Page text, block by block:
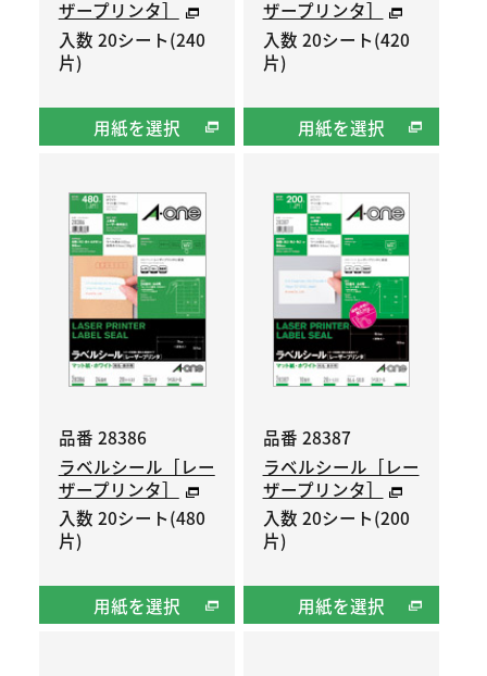
ザープリンタ］
入数 20シート(240
片)
用紙を選択
ザープリンタ］
入数 20シート(420
片)
用紙を選択
品番 28386
ラベルシール［レー
ザープリンタ］
入数 20シート(480
片)
用紙を選択
品番 28387
ラベルシール［レー
ザープリンタ］
入数 20シート(200
片)
用紙を選択